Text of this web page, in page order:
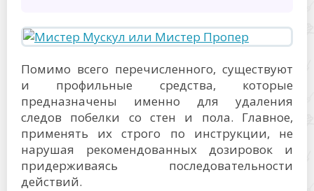
Помимо всего перечисленного, существуют
и профильные средства, которые
предназначены именно для удаления
следов побелки со стен и пола. Главное,
применять их строго по инструкции, не
нарушая рекомендованных дозировок и
придерживаясь последовательности
действий.